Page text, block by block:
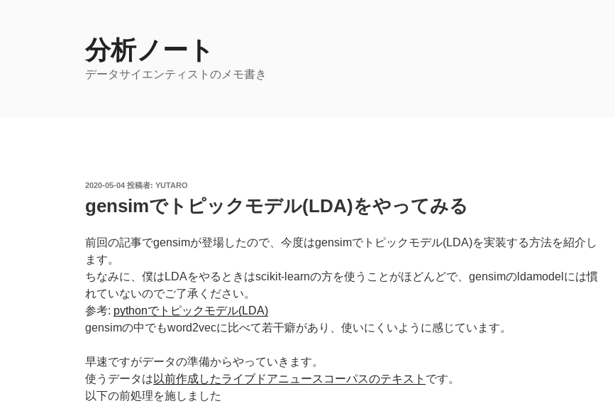
分析ノート
データサイエンティストのメモ書き
投
日:
2020-05-04 投稿者: YUTARO
gensimでトピックモデル(LDA)をやってみる
前回の記事でgensimが登場したので、今度はgensimでトピックモデル(LDA)を実装する方法を紹介し
ます。
ちなみに、僕はLDAをやるときはscikit-learnの方を使うことがほどんどで、gensimのldamodelには慣
れていないのでご了承ください。
参考: pythonでトピックモデル(LDA)
gensimの中でもword2vecに比べて若干癖があり、使いにくいように感じています。
早速ですがデータの準備からやっていきます。
使うデータは 以前作成したライブドアニュースコーパスのテキスト です。
以下の前処理を施しました